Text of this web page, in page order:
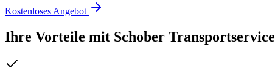
Kostenloses Angebot
Ihre Vorteile mit Schober Transportservice